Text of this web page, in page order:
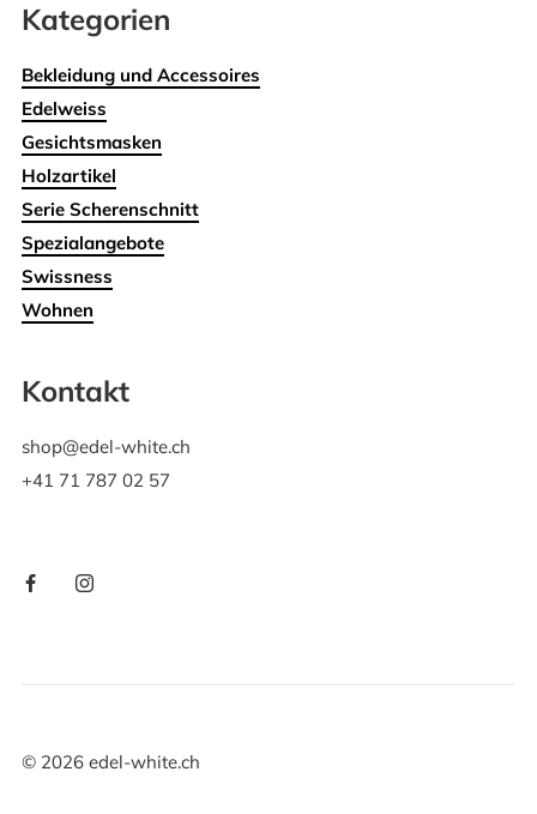
Kategorien
Bekleidung und Accessoires
Edelweiss
Gesichtsmasken
Holzartikel
Serie Scherenschnitt
Spezialangebote
Swissness
Wohnen
Kontakt
shop@edel-white.ch
+41 71 787 02 57
© 2026edel-white.ch